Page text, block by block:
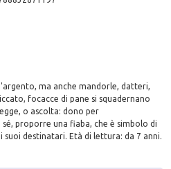
ma anche mandorle, datteri,
focacce di pane si squadernano
o ascolta: dono per
proporre una fiaba, che è simbolo di
destinatari. Età di lettura: da 7 anni.